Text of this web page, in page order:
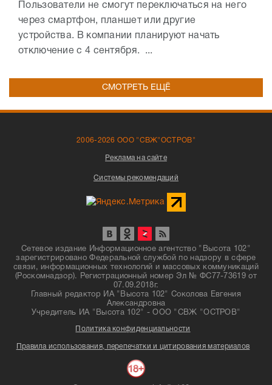
Пользователи не смогут переключаться на него
через смартфон, планшет или другие
устройства. В компании планируют начать
отключение с 4 сентября. ...
СМОТРЕТЬ ЕЩЁ
2006-2026 ООО "СВЖ"ОСТРОВ"
Реклама на сайте
Системы рекомендаций
Сетевое издание Информационное агентство "Высота 102"
зарегистрировано Федеральной службой по надзору в сфере
связи, информационных технологий и массовых коммуникаций
(Роскомнадзор). Регистрационный номер Эл № ФС77-73619 от
07.09.2018г.
Главный редактор ИА "Высота 102" Соколова Евгения
Александровна
Учредитель ИА "Высота 102" - ООО "СВЖ "ОСТРОВ"
Политика конфиденциальности
Правила использования, перепечатки и цитирования материалов